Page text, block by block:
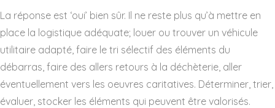
La réponse est ‘oui’ bien sûr. Il ne reste plus qu’à mettre en
place la logistique adéquate; louer ou trouver un véhicule
utilitaire adapté, faire le tri sélectif des éléments du
débarras, faire des allers retours à la déchèterie, aller
éventuellement vers les oeuvres caritatives. Déterminer, trier,
évaluer, stocker les éléments qui peuvent être valorisés.